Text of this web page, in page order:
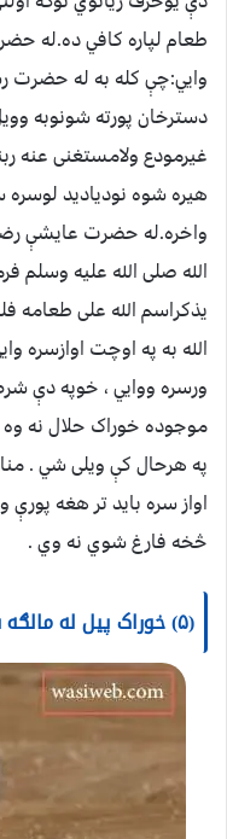
طعام لپاره کافي ده.له
وايي:چې کله به له حضرت
دسترخان پورته شونوبه
غیرمودع ولامستغنی عنه
هیره شوه نودیادید
واخره.له حضرت عایشې
الله صلی الله علیه وسلم
یذکراسم الله علی طعامه
الله به په اوچت
ورسره ووايي ، خوپه دې
موجوده خوراک حلال نه وه
په هرحال کې ویلی شي .
اواز سره باید تر هغه
څخه فارغ شوي نه وي .
(۵) خوراک پیل له مالګه سره وشي: